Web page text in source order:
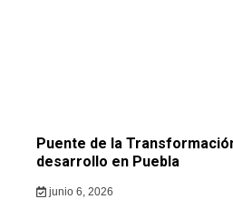
Puente de la
desarrollo en Puebla
junio 6, 2026